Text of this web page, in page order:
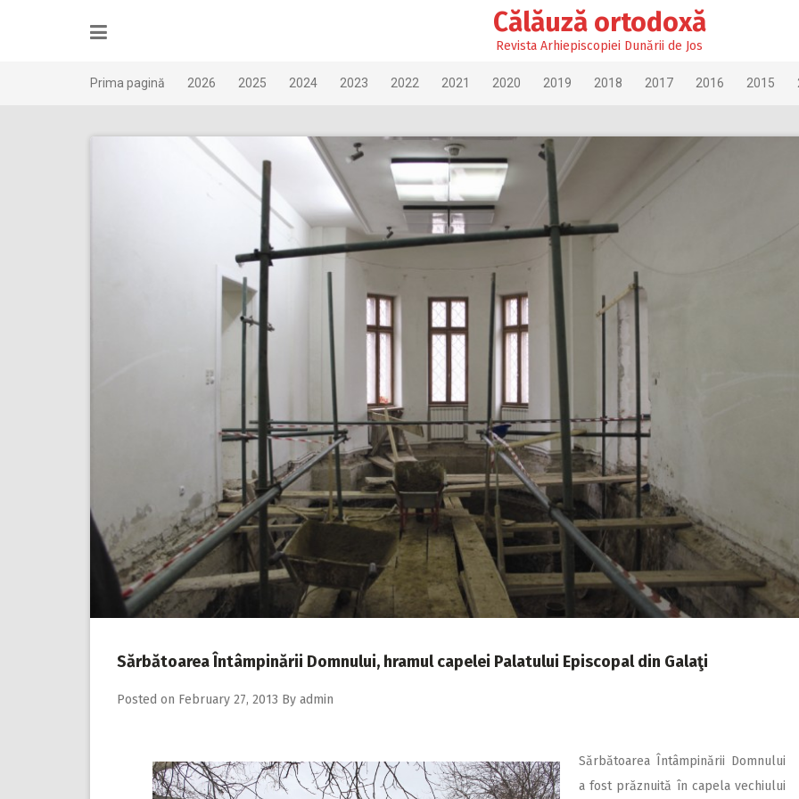
Călăuză ortodoxă
Revista Arhiepiscopiei Dunării de Jos
Prima pagină 2026 2025 2024 2023 2022 2021 2020 2019 2018 2017 2016 2015
Sărbătoarea Întâmpinării Domnului, hramul capelei Palatului Episcopal din Galaţi
Posted on February 27, 2013 By admin
Sărbătoarea Întâmpinării Domnului
a fost prăznuită în capela vechiului